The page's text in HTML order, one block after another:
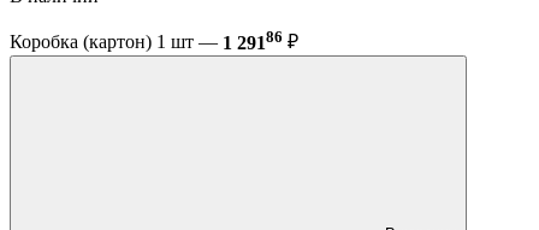
Коробка (картон) 1 шт — 1 29186 ₽